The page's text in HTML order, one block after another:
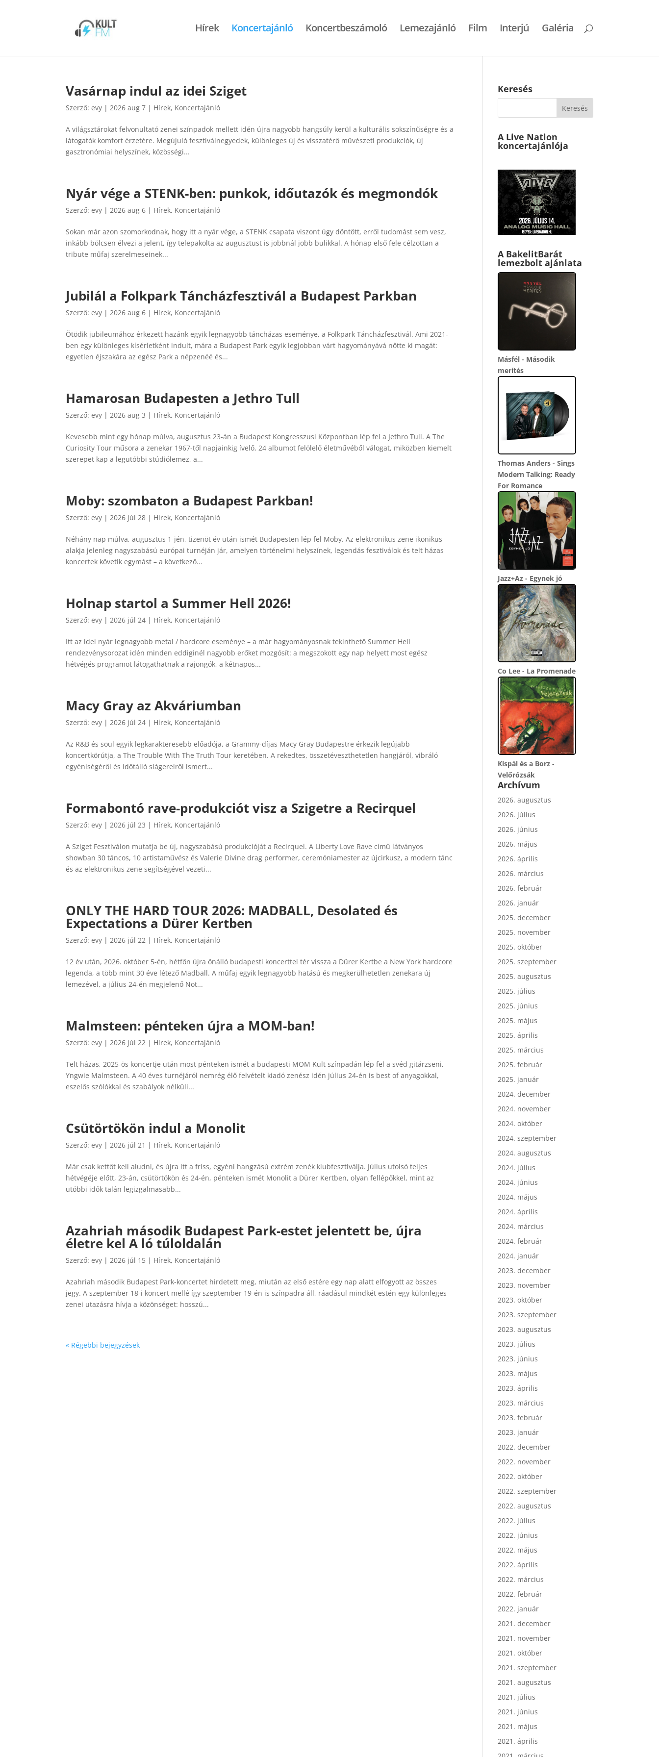
Hírek Koncertajánló Koncertbeszámoló Lemezajánló Film Interjú Galéria
​Vasárnap indul az idei Sziget
Szerző:evy |2026 aug 7 | Hírek, Koncertajánló
A világsztárokat felvonultató zenei színpadok mellett idén újra nagyobb hangsúly kerül a kulturális sokszínűségre és a
látogatók komfort érzetére. Megújuló fesztiválnegyedek, különleges új és visszatérő művészeti produkciók, új
gasztronómiai helyszínek, közösségi...
Nyár vége a STENK-ben: punkok, időutazók és megmondók
Szerző:evy |2026 aug 6 | Hírek, Koncertajánló
Sokan már azon szomorkodnak, hogy itt a nyár vége, a STENK csapata viszont úgy döntött, erről tudomást sem vesz,
inkább bölcsen élvezi a jelent, így telepakolta az augusztust is jobbnál jobb bulikkal. A hónap első fele célzottan a
tribute műfaj szerelmeseinek...
Jubilál a Folkpark Táncházfesztivál a Budapest Parkban
Szerző:evy |2026 aug 6 | Hírek, Koncertajánló
Ötödik jubileumához érkezett hazánk egyik legnagyobb táncházas eseménye, a Folkpark Táncházfesztivál. Ami 2021-
ben egy különleges kísérletként indult, mára a Budapest Park egyik legjobban várt hagyományává nőtte ki magát:
egyetlen éjszakára az egész Park a népzenéé és...
Hamarosan Budapesten a Jethro Tull
Szerző:evy |2026 aug 3 | Hírek, Koncertajánló
Kevesebb mint egy hónap múlva, augusztus 23-án a Budapest Kongresszusi Központban lép fel a Jethro Tull. A The
Curiosity Tour műsora a zenekar 1967-től napjainkig ívelő, 24 albumot felölelő életművéből válogat, miközben kiemelt
szerepet kap a legutóbbi stúdiólemez, a...
Moby: szombaton a Budapest Parkban!
Szerző:evy |2026 júl 28 | Hírek, Koncertajánló
Néhány nap múlva, augusztus 1-jén, tizenöt év után ismét Budapesten lép fel Moby. Az elektronikus zene ikonikus
alakja jelenleg nagyszabású európai turnéján jár, amelyen történelmi helyszínek, legendás fesztiválok és telt házas
koncertek követik egymást – a következő...
Holnap startol a Summer Hell 2026!
Szerző:evy |2026 júl 24 | Hírek, Koncertajánló
Itt az idei nyár legnagyobb metal / hardcore eseménye – a már hagyományosnak tekinthető Summer Hell
rendezvénysorozat idén minden eddiginél nagyobb erőket mozgósít: a megszokott egy nap helyett most egész
hétvégés programot látogathatnak a rajongók, a kétnapos...
Macy Gray az Akváriumban
Szerző:evy |2026 júl 24 | Hírek, Koncertajánló
Az R&B és soul egyik legkarakteresebb előadója, a Grammy-díjas Macy Gray Budapestre érkezik legújabb
koncertkörútja, a The Trouble With The Truth Tour keretében. A rekedtes, összetéveszthetetlen hangjáról, vibráló
egyéniségéről és időtálló slágereiről ismert...
Formabontó rave-produkciót visz a Szigetre a Recirquel
Szerző:evy |2026 júl 23 | Hírek, Koncertajánló
A Sziget Fesztiválon mutatja be új, nagyszabású produkcióját a Recirquel. A Liberty Love Rave című látványos
showban 30 táncos, 10 artistaművész és Valerie Divine drag performer, ceremóniamester az újcirkusz, a modern tánc
és az elektronikus zene segítségével vezeti...
ONLY THE HARD TOUR 2026: MADBALL, Desolated és
Expectations a Dürer Kertben
Szerző:evy |2026 júl 22 | Hírek, Koncertajánló
12 év után, 2026. október 5-én, hétfőn újra önálló budapesti koncerttel tér vissza a Dürer Kertbe a New York hardcore
legenda, a több mint 30 éve létező Madball. A műfaj egyik legnagyobb hatású és megkerülhetetlen zenekara új
lemezével, a július 24-én megjelenő Not...
Malmsteen: pénteken újra a MOM-ban!
Szerző:evy |2026 júl 22 | Hírek, Koncertajánló
Telt házas, 2025-ös koncertje után most pénteken ismét a budapesti MOM Kult színpadán lép fel a svéd gitárzseni,
Yngwie Malmsteen. A 40 éves turnéjáról nemrég élő felvételt kiadó zenész idén július 24-én is best of anyagokkal,
eszelős szólókkal és szabályok nélküli...
Csütörtökön indul a Monolit
Szerző:evy |2026 júl 21 | Hírek, Koncertajánló
Már csak kettőt kell aludni, és újra itt a friss, egyéni hangzású extrém zenék klubfesztiválja. Július utolsó teljes
hétvégéje előtt, 23-án, csütörtökön és 24-én, pénteken ismét Monolit a Dürer Kertben, olyan fellépőkkel, mint az
utóbbi idők talán legizgalmasabb...
Azahriah második Budapest Park-estet jelentett be, újra
életre kel A ló túloldalán
Szerző:evy |2026 júl 15 | Hírek, Koncertajánló
Azahriah második Budapest Park-koncertet hirdetett meg, miután az első estére egy nap alatt elfogyott az összes
jegy. A szeptember 18-i koncert mellé így szeptember 19-én is színpadra áll, ráadásul mindkét estén egy különleges
zenei utazásra hívja a közönséget: hosszú...
« Régebbi bejegyzések
Keresés
A Live Nation
koncertajánlója
A BakelitBarát
lemezbolt ajánlata
Másfél - Második
merítés
Thomas Anders - Sings
Modern Talking: Ready
For Romance
Jazz+Az - Egynek jó
Co Lee - La Promenade
Kispál és a Borz -
Velőrózsák
Archívum
2026. augusztus
2026. július
2026. június
2026. május
2026. április
2026. március
2026. február
2026. január
2025. december
2025. november
2025. október
2025. szeptember
2025. augusztus
2025. július
2025. június
2025. május
2025. április
2025. március
2025. február
2025. január
2024. december
2024. november
2024. október
2024. szeptember
2024. augusztus
2024. július
2024. június
2024. május
2024. április
2024. március
2024. február
2024. január
2023. december
2023. november
2023. október
2023. szeptember
2023. augusztus
2023. július
2023. június
2023. május
2023. április
2023. március
2023. február
2023. január
2022. december
2022. november
2022. október
2022. szeptember
2022. augusztus
2022. július
2022. június
2022. május
2022. április
2022. március
2022. február
2022. január
2021. december
2021. november
2021. október
2021. szeptember
2021. augusztus
2021. július
2021. június
2021. május
2021. április